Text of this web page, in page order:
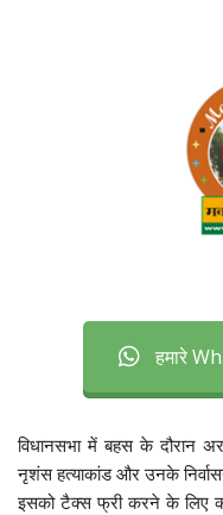
हमारे
विधानसभा में बहस के दौरान
नृशंस हत्याकांड और उनके
इसको टैक्स फ्री करने के लिए